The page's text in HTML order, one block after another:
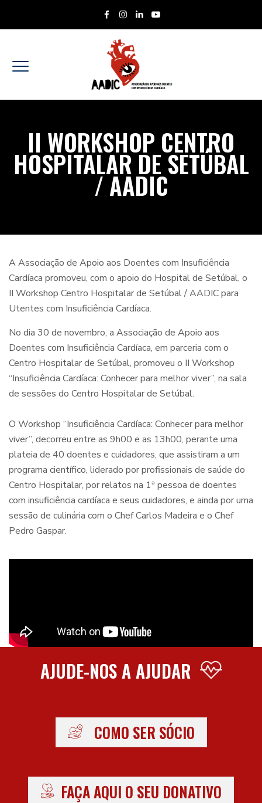
II WORKSHOP CENTRO
HOSPITALAR DE SETÚBAL
/ AADIC
A Associação de Apoio aos Doentes com Insuficiência
Cardíaca promoveu, com o apoio do Hospital de Setúbal, o
II Workshop Centro Hospitalar de Setúbal / AADIC para
Utentes com Insuficiência Cardíaca.
No dia 30 de novembro, a Associação de Apoio aos
Doentes com Insuficiência Cardíaca, em parceria com o
Centro Hospitalar de Setúbal, promoveu o II Workshop
“Insuficiência Cardíaca: Conhecer para melhor viver”, na sala
de sessões do Centro Hospitalar de Setúbal.
O Workshop “Insuficiência Cardíaca: Conhecer para melhor
viver”, decorreu entre as 9h00 e as 13h00, perante uma
plateia de 40 doentes e cuidadores, que assistiram a um
programa científico, liderado por profissionais de saúde do
Centro Hospitalar, por relatos na 1ª pessoa de doentes
com insuficiência cardíaca e seus cuidadores, e ainda por uma
sessão de culinária com o Chef Carlos Madeira e o Chef
Pedro Gaspar.
AJUDE-NOS A AJUDAR
COMO SER SÓCIO
FAÇA AQUI O SEU DONATIVO